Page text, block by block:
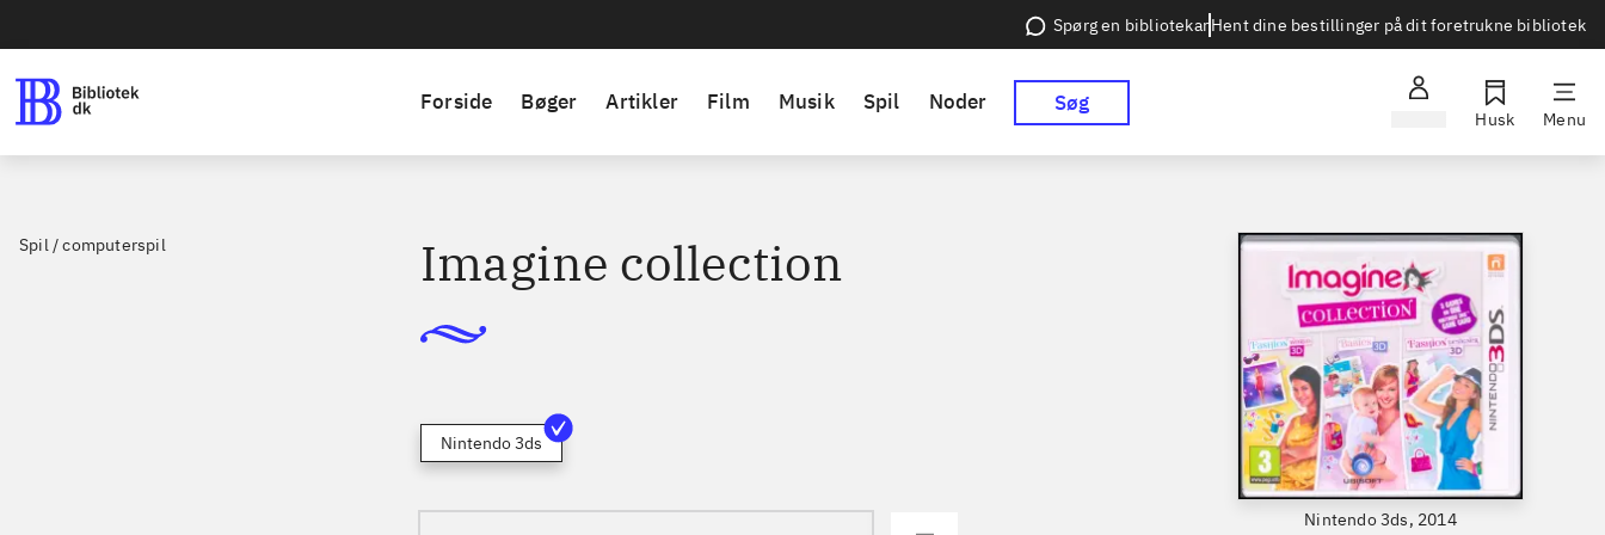
Spørg en bibliotekarHent dine bestillinger på dit foretrukne bibliotek
Forside Bøger Artikler Film Musik Spil Noder Søg
Husk Menu
Spil / computerspil
Nintendo 3ds, 2014
Imagine collection
Nintendo 3ds